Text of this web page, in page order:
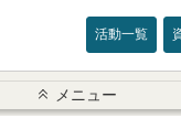
活動一覧
ト一覧メニュー